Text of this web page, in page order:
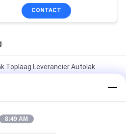
Automotive Auto Verf
CONTACT
Toplaag Leverancier Autolak
briljant rode autolak,
8:49 AM